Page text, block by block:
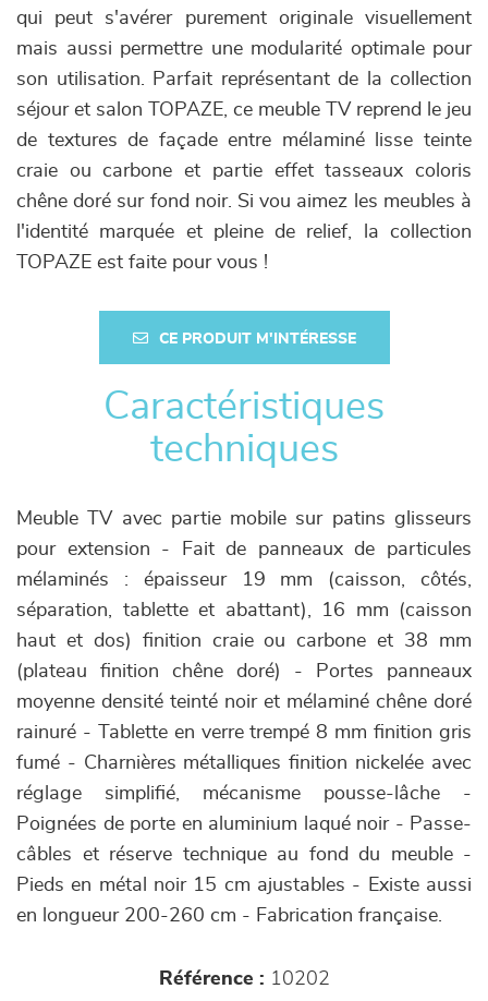
qui peut s'avérer purement originale visuellement
mais aussi permettre une modularité optimale pour
son utilisation. Parfait représentant de la collection
séjour et salon TOPAZE, ce meuble TV reprend le jeu
de textures de façade entre mélaminé lisse teinte
craie ou carbone et partie effet tasseaux coloris
chêne doré sur fond noir. Si vou aimez les meubles à
l'identité marquée et pleine de relief, la collection
TOPAZE est faite pour vous !
CE PRODUIT M'INTÉRESSE
Caractéristiques
techniques
Meuble TV avec partie mobile sur patins glisseurs
pour extension - Fait de panneaux de particules
mélaminés : épaisseur 19 mm (caisson, côtés,
séparation, tablette et abattant), 16 mm (caisson
haut et dos) finition craie ou carbone et 38 mm
(plateau finition chêne doré) - Portes panneaux
moyenne densité teinté noir et mélaminé chêne doré
rainuré - Tablette en verre trempé 8 mm finition gris
fumé - Charnières métalliques finition nickelée avec
réglage simplifié, mécanisme pousse-lâche -
Poignées de porte en aluminium laqué noir - Passe-
câbles et réserve technique au fond du meuble -
Pieds en métal noir 15 cm ajustables - Existe aussi
en longueur 200-260 cm - Fabrication française.
Référence : 10202